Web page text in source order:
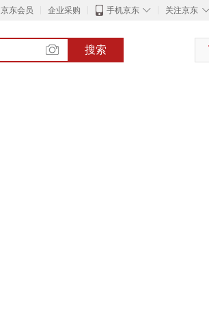
京东会员 企业采购 ◇
手机京东 ◇
关注京东
搜索